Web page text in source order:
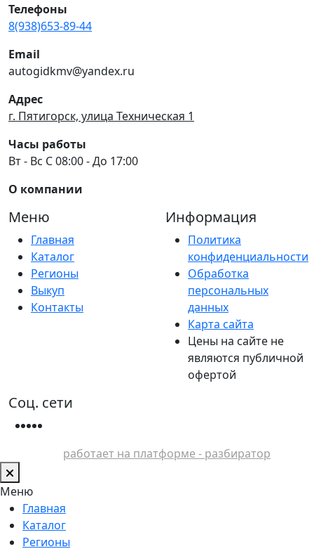
Телефоны
8(938)653-89-44
Email
autogidkmv@yandex.ru
Адрес
г. Пятигорск, улица Техническая 1
Часы работы
Вт - Вс С 08:00 - До 17:00
О компании
Меню
Главная
Каталог
Регионы
Выкуп
Контакты
Информация
Политика
конфиденциальности
Обработка
персональных
данных
Карта сайта
Цены на сайте не
являются публичной
офертой
Соц. сети
работает на платформе - разбиратор
Меню
Главная
Каталог
Регионы